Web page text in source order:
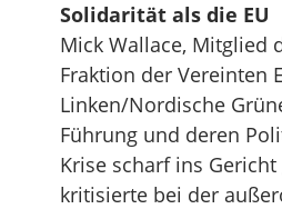
Solidarität als die EU
Mick Wallace, Mitglied
Fraktion der Vereinten
Linken/Nordische
Führung und deren
Krise scharf ins Gericht
kritisierte bei der